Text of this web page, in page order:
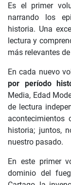
Es el primer
narrando los
historia. Una
lectura y
más relevantes
En cada nuevo
por período
Media, Edad
de lectura
acontecimientos
historia; juntos,
nuestro pasado.
En este primer
dominio del